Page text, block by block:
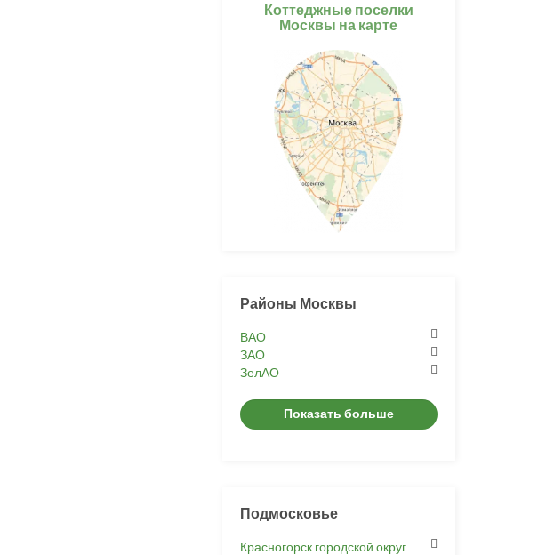
Коттеджные поселки
Москвы на карте
Районы Москвы
ВАО
ЗАО
ЗелАО
Показать больше
Подмосковье
Красногорск городской округ